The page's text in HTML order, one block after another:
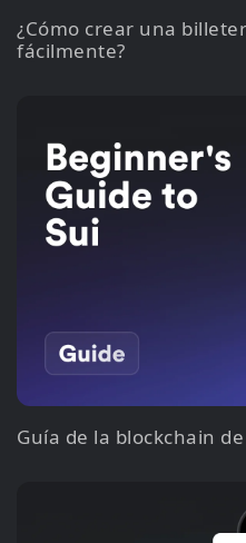
¿Cómo crear una
fácilmente?
Guía de la blockchain